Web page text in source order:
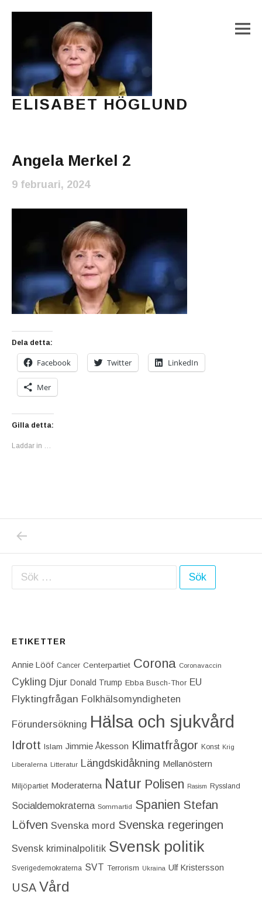
ELISABET HÖGLUND
Angela Merkel 2
9 februari, 2024
Dela detta:
Facebook Twitter LinkedIn
Mer
Gilla detta:
Laddar in …
Inläggsnavigering
Sök efter:
ETIKETTER
Annie Lööf Cancer Centerpartiet‎ Corona Coronavaccin
Cykling Djur Donald Trump Ebba Busch-Thor EU
Flyktingfrågan Folkhälsomyndigheten
Förundersökning Hälsa och sjukvård
Idrott Islam Jimmie Åkesson Klimatfrågor Konst Krig
Liberalerna Litteratur Längdskidåkning Mellanöstern
Miljöpartiet Moderaterna Natur Polisen Rasism Ryssland
Socialdemokraterna Sommartid Spanien Stefan
Löfven Svenska mord Svenska regeringen
Svensk kriminalpolitik Svensk politik
Sverigedemokraterna SVT Terrorism Ukraina Ulf Kristersson
USA Vård